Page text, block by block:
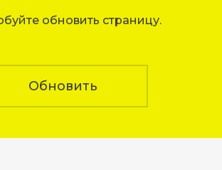
обновить страницу.
Обновить